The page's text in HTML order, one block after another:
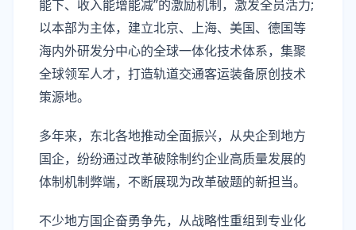
能下、收入能增能减”的激励机制，激发全员活力;
以本部为主体，建立北京、上海、美国、德国等
海内外研发分中心的全球一体化技术体系，集聚
全球领军人才，打造轨道交通客运装备原创技术
策源地。
多年来，东北各地推动全面振兴，从央企到地方
国企，纷纷通过改革破除制约企业高质量发展的
体制机制弊端，不断展现为改革破题的新担当。
不少地方国企奋勇争先，从战略性重组到专业化